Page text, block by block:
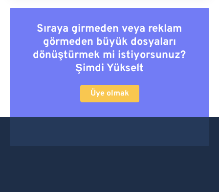
Sıraya girmeden veya reklam
görmeden büyük dosyaları
dönüştürmek mi istiyorsunuz?
Şimdi Yükselt
Üye olmak